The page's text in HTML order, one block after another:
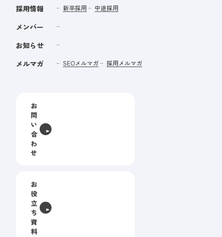
採用情報
新卒採用 中途採用
メンバー
お知らせ
メルマガ
SEOメルマガ 採用メルマガ
お
問
い
合
わ
せ
お
役
立
ち
資
料